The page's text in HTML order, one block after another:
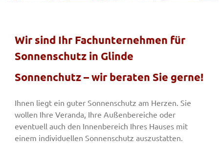
Überdachungen
Fenster & Türen
Wir sind Ihr Fachunternehmen für
Sonnenschutz in Glinde
Sonnenchutz – wir beraten Sie gerne!
Ihnen liegt ein guter Sonnenschutz am Herzen. Sie
wollen Ihre Veranda, Ihre Außenbereiche oder
eventuell auch den Innenbereich Ihres Hauses mit
einem individuellen Sonnenschutz auszustatten.